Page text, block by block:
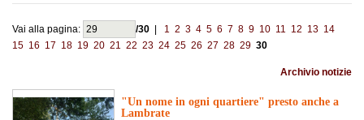
Vai alla pagina: /30 1 2 3 4 5 6 7 8 9 10 11 12 13 14
15 16 17 18 19 20 21 22 23 24 25 26 27 28 29 30
Archivio notizie
"Un nome in ogni quartiere" presto anche a
Lambrate